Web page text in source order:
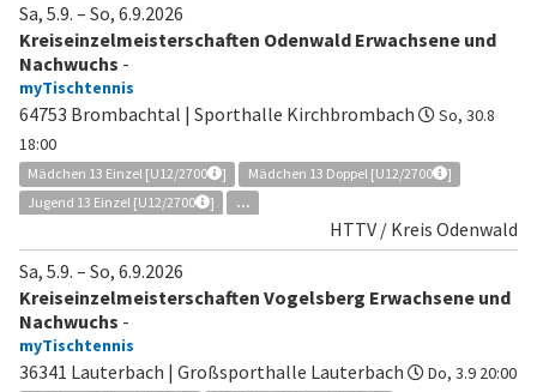
Sa, 5.9. – So, 6.9.2026
Kreiseinzelmeisterschaften Odenwald Erwachsene und
Nachwuchs -
myTischtennis
64753 Brombachtal | Sporthalle Kirchbrombach
So, 30.8
18:00
Mädchen 13 Einzel [U12/2700 ] Mädchen 13 Doppel [U12/2700
]
Jugend 13 Einzel [U12/2700
] ...
HTTV / Kreis Odenwald
Sa, 5.9. – So, 6.9.2026
Kreiseinzelmeisterschaften Vogelsberg Erwachsene und
Nachwuchs -
myTischtennis
36341 Lauterbach | Großsporthalle Lauterbach Do, 3.9 20:00